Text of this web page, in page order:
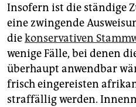
Insofern ist die ständige
eine zwingende
diekonservativen
wenige Fälle, bei denen
überhaupt anwendbar
frisch eingereisten
straffällig werden.